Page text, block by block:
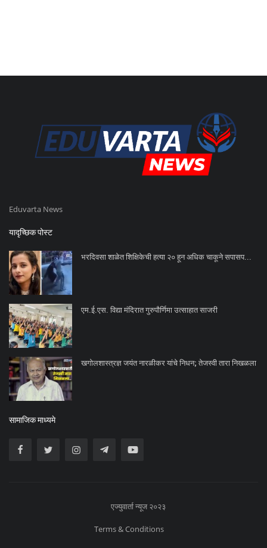
Eduvarta News
यादृच्छिक पोस्ट
भरदिवसा शाळेत शिक्षिकेची हत्या २० हून अधिक चाकूने सपासप...
एम.ई.एस. विद्या मंदिरात गुरुपौर्णिमा उत्साहात साजरी
खगोलशास्त्रज्ञ जयंत नारळीकर यांचे निधन; तेजस्वी तारा निखळला
सामाजिक माध्यमे
एज्युवार्ता न्यूज २०२३
Terms & Conditions